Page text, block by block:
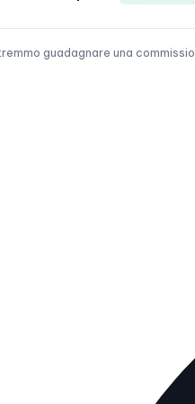
guadagnare una